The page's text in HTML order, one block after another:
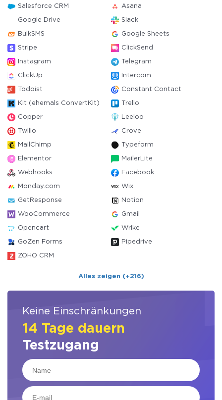
Salesforce CRM Asana
Google Drive Slack
BulkSMS Google Sheets
Stripe ClickSend
Instagram Telegram
ClickUp Intercom
Todoist Constant Contact
Kit (ehemals ConvertKit) Trello
Copper Leeloo
Twilio Crove
MailChimp Typeform
Elementor MailerLite
Webhooks Facebook
Monday.com Wix
GetResponse Notion
WooCommerce Gmail
Opencart Wrike
GoZen Forms Pipedrive
ZOHO CRM
Alles zeigen (+216)
Keine Einschränkungen
14 Tage dauern
Testzugang